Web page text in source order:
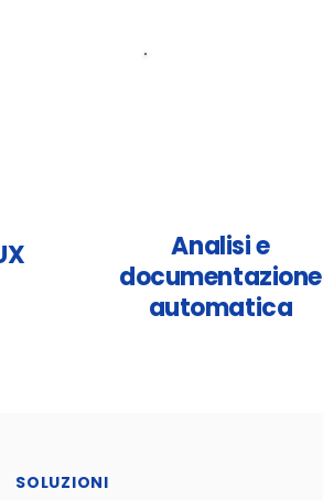
Analisi e
documentazione
automatica
SOLUZIONI